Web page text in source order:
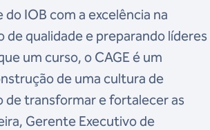
do IOB com a excelência na
qualidade e preparando líderes
um curso, o CAGE é um
de uma cultura de
de transformar e fortalecer as
Gerente Executivo de